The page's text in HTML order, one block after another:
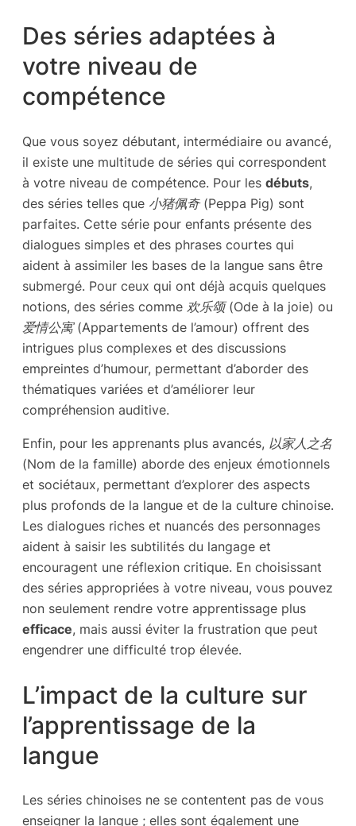
Des séries adaptées à
votre niveau de
compétence
Que vous soyez débutant, intermédiaire ou avancé,
il existe une multitude de séries qui correspondent
à votre niveau de compétence. Pour les débuts,
des séries telles que 小猪佩奇 (Peppa Pig) sont
parfaites. Cette série pour enfants présente des
dialogues simples et des phrases courtes qui
aident à assimiler les bases de la langue sans être
submergé. Pour ceux qui ont déjà acquis quelques
notions, des séries comme 欢乐颂 (Ode à la joie) ou
爱情公寓 (Appartements de l’amour) offrent des
intrigues plus complexes et des discussions
empreintes d’humour, permettant d’aborder des
thématiques variées et d’améliorer leur
compréhension auditive.
Enfin, pour les apprenants plus avancés, 以家人之名
(Nom de la famille) aborde des enjeux émotionnels
et sociétaux, permettant d’explorer des aspects
plus profonds de la langue et de la culture chinoise.
Les dialogues riches et nuancés des personnages
aident à saisir les subtilités du langage et
encouragent une réflexion critique. En choisissant
des séries appropriées à votre niveau, vous pouvez
non seulement rendre votre apprentissage plus
efficace, mais aussi éviter la frustration que peut
engendrer une difficulté trop élevée.
L’impact de la culture sur
l’apprentissage de la
langue
Les séries chinoises ne se contentent pas de vous
enseigner la langue ; elles sont également une